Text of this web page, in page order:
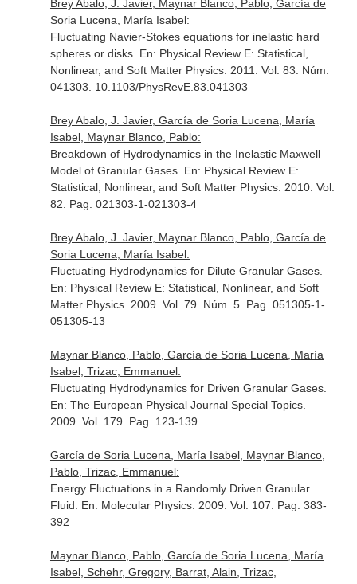
Brey Abalo, J. Javier, Maynar Blanco, Pablo, García de
Soria Lucena, María Isabel:
Fluctuating Navier-Stokes equations for inelastic hard
spheres or disks. En: Physical Review E: Statistical,
Nonlinear, and Soft Matter Physics. 2011. Vol. 83. Núm.
041303. 10.1103/PhysRevE.83.041303
Brey Abalo, J. Javier, García de Soria Lucena, María
Isabel, Maynar Blanco, Pablo:
Breakdown of Hydrodynamics in the Inelastic Maxwell
Model of Granular Gases. En: Physical Review E:
Statistical, Nonlinear, and Soft Matter Physics. 2010. Vol.
82. Pag. 021303-1-021303-4
Brey Abalo, J. Javier, Maynar Blanco, Pablo, García de
Soria Lucena, María Isabel:
Fluctuating Hydrodynamics for Dilute Granular Gases.
En: Physical Review E: Statistical, Nonlinear, and Soft
Matter Physics. 2009. Vol. 79. Núm. 5. Pag. 051305-1-
051305-13
Maynar Blanco, Pablo, García de Soria Lucena, María
Isabel, Trizac, Emmanuel:
Fluctuating Hydrodynamics for Driven Granular Gases.
En: The European Physical Journal Special Topics.
2009. Vol. 179. Pag. 123-139
García de Soria Lucena, María Isabel, Maynar Blanco,
Pablo, Trizac, Emmanuel:
Energy Fluctuations in a Randomly Driven Granular
Fluid. En: Molecular Physics. 2009. Vol. 107. Pag. 383-
392
Maynar Blanco, Pablo, García de Soria Lucena, María
Isabel, Schehr, Gregory, Barrat, Alain, Trizac,